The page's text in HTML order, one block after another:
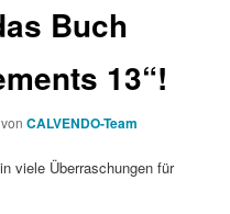
Buch
13“!
vonCALVENDO-Team
viele Überraschungen für